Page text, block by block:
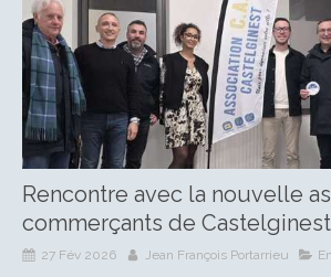
Rencontre avec la nouvelle
commerçants de Castelginest
27 Fév 2026 Jean François Portarrieu